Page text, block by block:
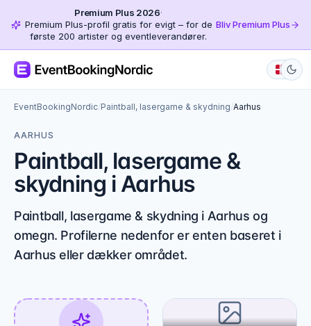
Premium Plus 2026·
Premium Plus-profil gratis for evigt – for de
første 200 artister og eventleverandører.
Bliv Premium Plus
EventBookingNordic/Paintball, lasergame & skydning/Aarhus
AARHUS
Paintball, lasergame &
skydning i Aarhus
Paintball, lasergame & skydning i Aarhus og
omegn. Profilerne nedenfor er enten baseret i
Aarhus eller dækker området.